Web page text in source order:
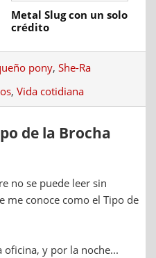
Metal Slug con un solo
crédito
pony, She-Ra
, Vida cotidiana
de la Brocha
no se puede leer sin
me conoce como el Tipo de
y por la noche...